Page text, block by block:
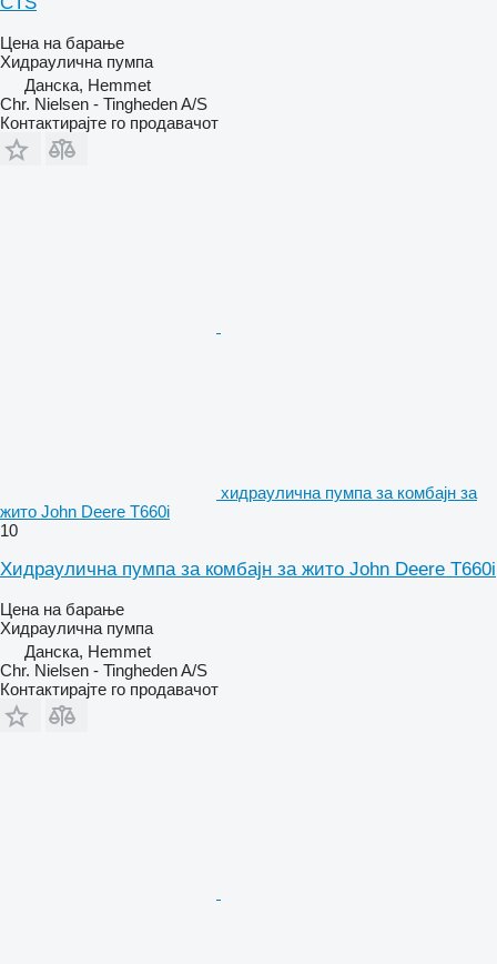
Цена на барање
Хидраулична пумпа
Данска, Hemmet
Chr. Nielsen - Tingheden A/S
Контактирајте го продавачот
хидраулична пумпа за комбајн за
жито John Deere T660i
10
Хидраулична пумпа за комбајн за жито John Deere T660i
Цена на барање
Хидраулична пумпа
Данска, Hemmet
Chr. Nielsen - Tingheden A/S
Контактирајте го продавачот